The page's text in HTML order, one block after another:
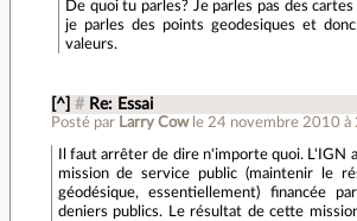
De quoi tu parles? Je parles pas des cartes
je parles des points geodesiques et
valeurs.
[^] # Re: Essai
Posté par Larry Cow le 24 novembre 2010 à
Il faut arrêter de dire n'importe quoi. L'IGN
mission de service public (maintenir le
géodésique, essentiellement) financée
deniers publics. Le résultat de cette